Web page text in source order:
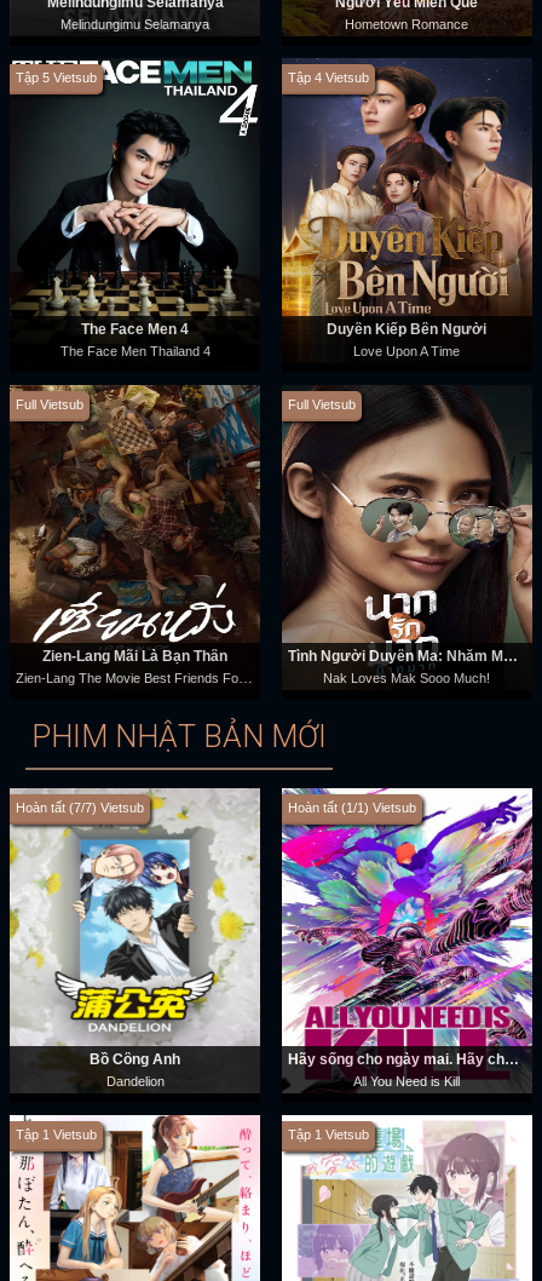
Melindungimu Selamanya Hometown Romance
Tập 5 Vietsub
The Face Men 4
The Face Men Thailand 4
Tập 4 Vietsub
Duyên Kiếp Bên Người
Love Upon A Time
Full Vietsub
Zien-Lang Mãi Là Bạn Thân
Zien-Lang The Movie Best Friends Forever
Full Vietsub
Tình Người Duyên Ma: Nhắm Mak Yêu Luôn
Nak Loves Mak Sooo Much!
PHIM NHẬT BẢN MỚI
Hoàn tất (7/7) Vietsub
Bồ Công Anh
Dandelion
Hoàn tất (1/1) Vietsub
Hãy sống cho ngày mai. Hãy chết hôm nay.
All You Need is Kill
Tập 1 Vietsub Tập 1 Vietsub